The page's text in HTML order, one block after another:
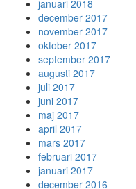
januari 2018
december 2017
november 2017
oktober 2017
september 2017
augusti 2017
juli 2017
juni 2017
maj 2017
april 2017
mars 2017
februari 2017
januari 2017
december 2016